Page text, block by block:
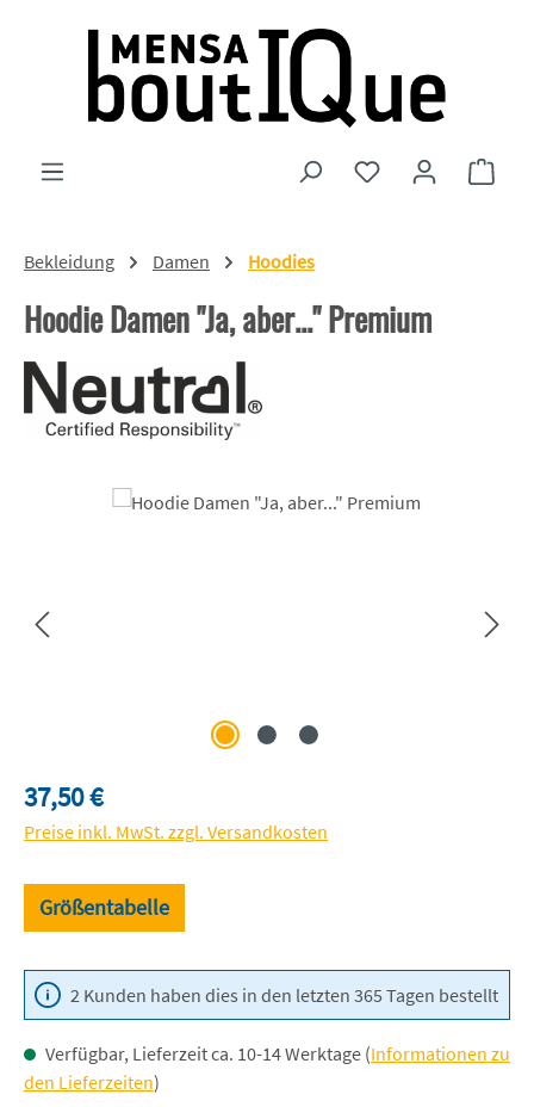
Zum Hauptinhalt springen
Du hast 0
Bekleidung Damen Hoodies
Hoodie Damen "Ja, aber..." Premium
Bildergalerie überspringen
Regulärer Preis:
37,50 €
Preise inkl. MwSt. zzgl. Versandkosten
Größentabelle
2 Kunden haben dies in den letzten 365 Tagen bestellt
Verfügbar, Lieferzeit ca. 10-14 Werktage (Informationen zu
den Lieferzeiten)